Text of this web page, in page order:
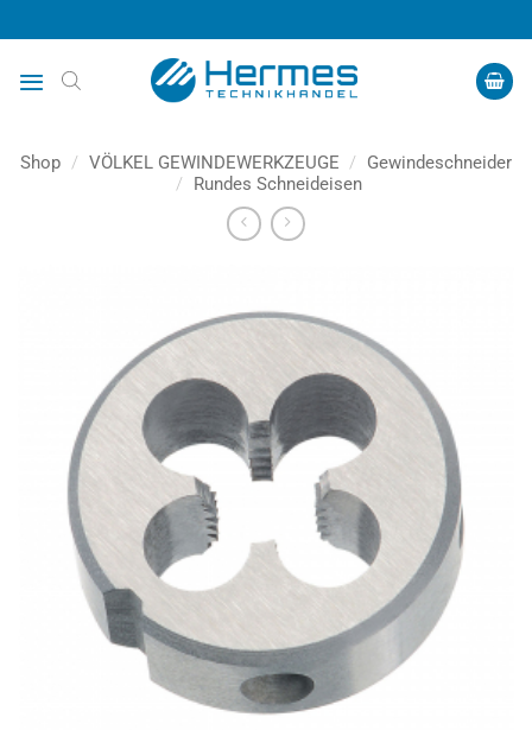
Inhalt
springen
Shop / VÖLKEL GEWINDEWERKZEUGE /
Gewindeschneider
/
Rundes Schneideisen